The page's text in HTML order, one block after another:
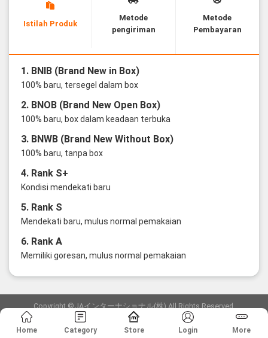
Istilah Produk
Metode
pengiriman
Metode
Pembayaran
1. BNIB (Brand New in Box)
100% baru, tersegel dalam box
2. BNOB (Brand New Open Box)
100% baru, box dalam keadaan terbuka
3. BNWB (Brand New Without Box)
100% baru, tanpa box
4. Rank S+
Kondisi mendekati baru
5. Rank S
Mendekati baru, mulus normal pemakaian
6. Rank A
Memiliki goresan, mulus normal pemakaian
Copyright ©JAインターナショナル(株) All Rights Reserved.
愛知県公安委員会発行 古物商許可証 第6: 第541161905900号
Home Category Store Login More